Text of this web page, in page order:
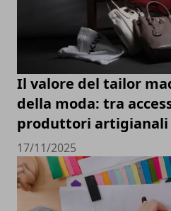
Il valore del tailor
della moda: tra
produttori
17/11/2025